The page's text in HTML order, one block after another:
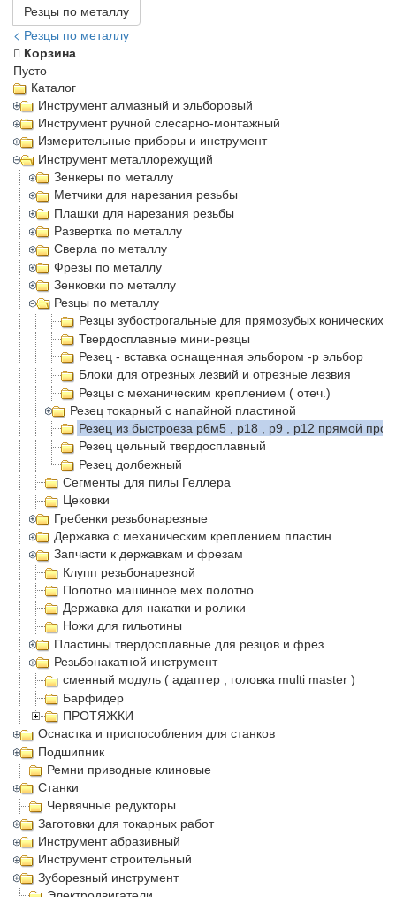
Резцы по металлу
< Резцы по металлу
Корзина
Пусто
Каталог
Инструмент алмазный и эльборовый
Инструмент ручной слесарно-монтажный
Измерительные приборы и инструмент
Инструмент металлорежущий
Зенкеры по металлу
Метчики для нарезания резьбы
Плашки для нарезания резьбы
Развертка по металлу
Сверла по металлу
Фрезы по металлу
Зенковки по металлу
Резцы по металлу
Резцы зубострогальные для прямозубых конических
Твердосплавные мини-резцы
Резец - вставка оснащенная эльбором -р эльбор
Блоки для отрезных лезвий и отрезные лезвия
Резцы с механическим креплением ( отеч.)
Резец токарный с напайной пластиной
Резец из быстроеза р6м5 , р18 , р9 , р12 прямой
Резец цельный твердосплавный
Резец долбежный
Сегменты для пилы Геллера
Цековки
Гребенки резьбонарезные
Державка с механическим креплением пластин
Запчасти к державкам и фрезам
Клупп резьбонарезной
Полотно машинное мех полотно
Державка для накатки и ролики
Ножи для гильотины
Пластины твердосплавные для резцов и фрез
Резьбонакатной инструмент
сменный модуль ( адаптер , головка multi master )
Барфидер
ПРОТЯЖКИ
Оснастка и приспособления для станков
Подшипник
Ремни приводные клиновые
Станки
Червячные редукторы
Заготовки для токарных работ
Инструмент абразивный
Инструмент строительный
Зуборезный инструмент